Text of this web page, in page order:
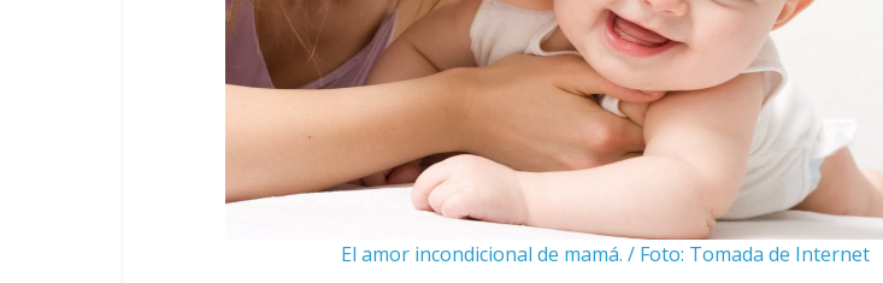
El amor incondicional de mamá. / Foto: Tomada de Internet